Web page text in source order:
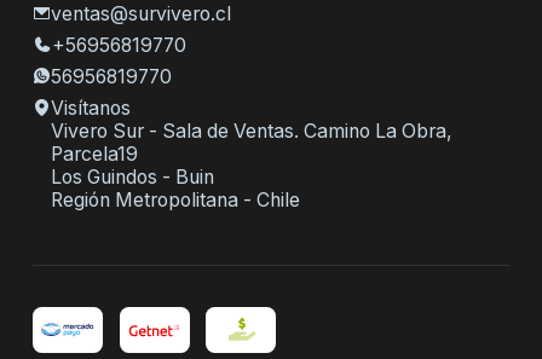
ventas@survivero.cl
+56956819770
56956819770
Visítanos
Vivero Sur - Sala de Ventas. Camino La Obra,
Parcela19
Los Guindos - Buin
Región Metropolitana - Chile